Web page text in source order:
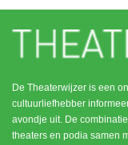
De Theaterwijzer is een
cultuurliefhebber
avondje uit. De
theaters en podia samen